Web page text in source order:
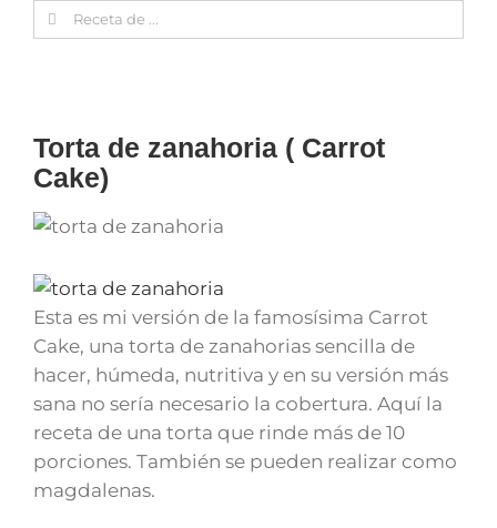
Search
for:
Torta de zanahoria ( Carrot
Cake)
Esta es mi versión de la famosísima Carrot
Cake, una torta de zanahorias sencilla de
hacer, húmeda, nutritiva y en su versión más
sana no sería necesario la cobertura. Aquí la
receta de una torta que rinde más de 10
porciones. También se pueden realizar como
magdalenas.